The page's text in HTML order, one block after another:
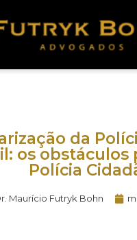
da
os obstáculos
Polícia
Maurício Futryk Bohn